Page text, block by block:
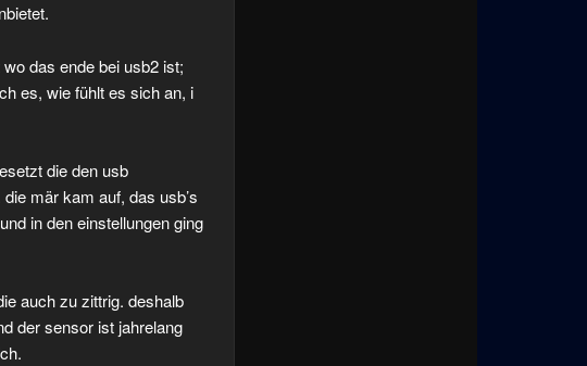
das ende bei usb2 ist;
es, wie fühlt es sich an, i
die den usb
mär kam auf, das usb’s
in den einstellungen ging
auch zu zittrig. deshalb
der sensor ist jahrelang